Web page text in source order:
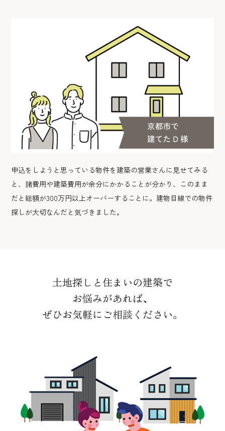
申込をしようと思っている物件を建築の営業さんに見せてみる
と、諸費用や建築費用が余分にかかることが分かり、このまま
だと総額が300万円以上オーバーすることに。建物目線での物件
探しが大切なんだと気づきました。
土地探しと住まいの建築で
お悩みがあれば、
ぜひお気軽にご相談ください。